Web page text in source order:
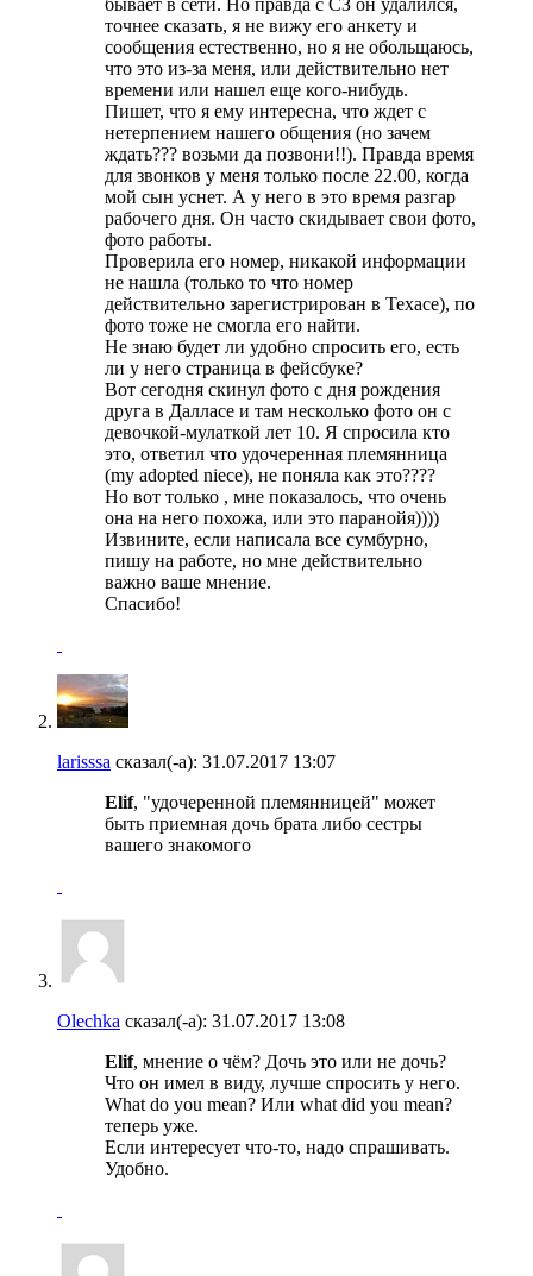
точнее сказать, я не вижу его анкету и
сообщения естественно, но я не обольщаюсь,
что это из-за меня, или действительно нет
времени или нашел еще кого-нибудь.
Пишет, что я ему интересна, что ждет с
нетерпением нашего общения (но зачем
ждать??? возьми да позвони!!). Правда время
для звонков у меня только после 22.00, когда
мой сын уснет. А у него в это время разгар
рабочего дня. Он часто скидывает свои фото,
фото работы.
Проверила его номер, никакой информации
не нашла (только то что номер
действительно зарегистрирован в Техасе), по
фото тоже не смогла его найти.
Не знаю будет ли удобно спросить его, есть
ли у него страница в фейсбуке?
Вот сегодня скинул фото с дня рождения
друга в Далласе и там несколько фото он с
девочкой-мулаткой лет 10. Я спросила кто
это, ответил что удочеренная племянница
(my adopted niece), не поняла как это????
Но вот только , мне показалось, что очень
она на него похожа, или это паранойя))))
Извините, если написала все сумбурно,
пишу на работе, но мне действительно
важно ваше мнение.
Спасибо!
larisssa сказал(-а): 31.07.2017 13:07
Elif, "удочеренной племянницей" может
быть приемная дочь брата либо сестры
вашего знакомого
Olechka сказал(-а): 31.07.2017 13:08
Elif, мнение о чём? Дочь это или не дочь?
Что он имел в виду, лучше спросить у него.
What do you mean? Или what did you mean?
теперь уже.
Если интересует что-то, надо спрашивать.
Удобно.